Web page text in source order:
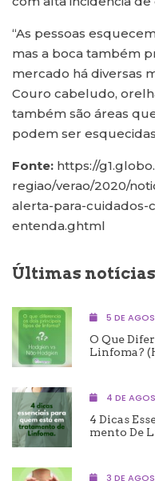
“As pessoas
mas a boca também
mercado há diversas
Couro cabeludo,
também são áreas
podem ser
Fonte: https://
regiao/verao/2020/
alerta-para-cuidados-
entenda.ghtml
Últimas notícias
5 DE
O Que
Linfoma?
4 DE
4 Dicas
Mento De
3 DE